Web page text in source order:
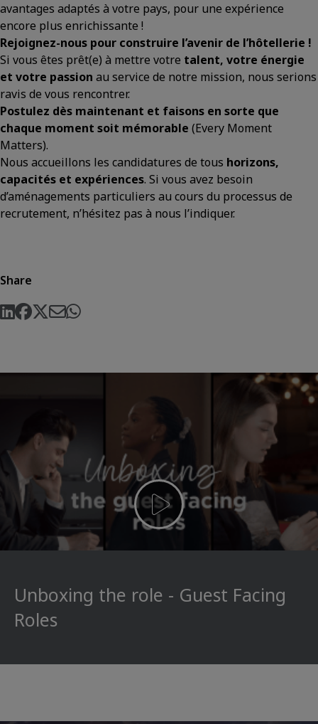
avantages adaptés à votre pays, pour une expérience
encore plus enrichissante !
Rejoignez-nous pour construire l’avenir de l’hôtellerie !
Si vous êtes prêt(e) à mettre votre talent, votre énergie
et votre passion au service de notre mission, nous serions
ravis de vous rencontrer.
Postulez dès maintenant et faisons en sorte que
chaque moment soit mémorable (Every Moment
Matters).
Nous accueillons les candidatures de tous horizons,
capacités et expériences. Si vous avez besoin
d’aménagements particuliers au cours du processus de
recrutement, n’hésitez pas à nous l’indiquer.
Share
Unboxing the role - Guest Facing
Roles